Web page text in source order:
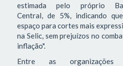
estimada pelo próprio
Central, de 5%, indicando
espaço para cortes mais
na Selic, sem prejuízos no
inflação".
Entre as organizações